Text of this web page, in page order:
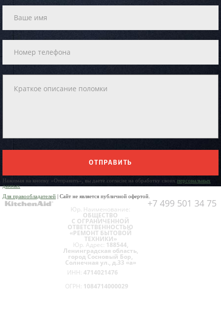
ОТПРАВИТЬ
Нажимая на кнопку «Отправить», вы даете согласие на обработку своих персональных
данных
Для правообладателей | Сайт не является публичной офертой.
+7 499 501 34 75
Юр. Наименование:
ОБЩЕСТВО
С ОГРАНИЧЕННОЙ
ОТВЕТСТВЕННОСТЬЮ
«РЕМОНТ БЫТОВОЙ
ТЕХНИКИ»
Юр. Адрес: 188544,
Ленинградская область,
город Сосновый Бор,
Солнечная ул., д.33 «а»
ИНН: 4714021476
ОГРН: 1084714000029